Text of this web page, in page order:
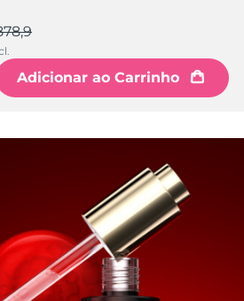
Adicionar ao Carrinho